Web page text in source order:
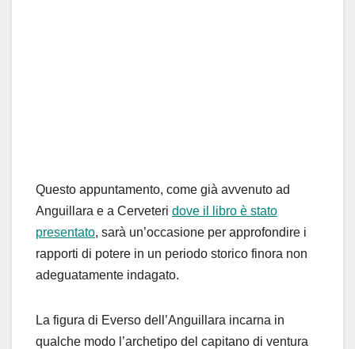
Questo appuntamento, come già avvenuto ad
Anguillara e a Cerveteri dove il libro è stato
presentato, sarà un’occasione per approfondire i
rapporti di potere in un periodo storico finora non
adeguatamente indagato.
La figura di Everso dell’Anguillara incarna in
qualche modo l’archetipo del capitano di ventura